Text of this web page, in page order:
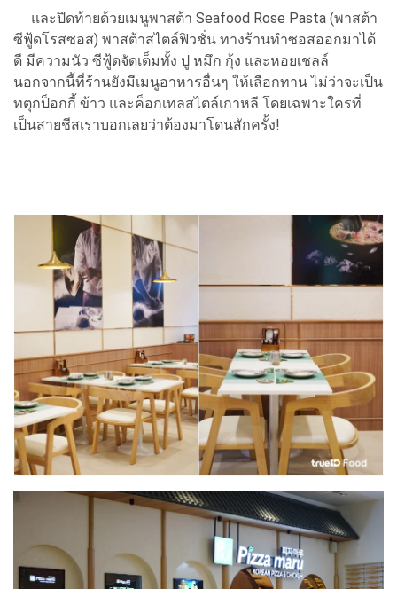
และปิดท้ายด้วยเมนูพาสต้า Seafood Rose Pasta (พาสต้า
ซีฟู้ดโรสซอส) พาสต้าสไตล์ฟิวชั่น ทางร้านทำซอสออกมาได้
ดี มีความนัว ซีฟู้ดจัดเต็มทั้ง ปู หมึก กุ้ง และหอยเชลล์
นอกจากนี้ที่ร้านยังมีเมนูอาหารอื่นๆ ให้เลือกทาน ไม่ว่าจะเป็น
ทตุกป็อกกี้ ข้าว และค็อกเทลสไตล์เกาหลี โดยเฉพาะใครที่
เป็นสายชีสเราบอกเลยว่าต้องมาโดนสักครั้ง!